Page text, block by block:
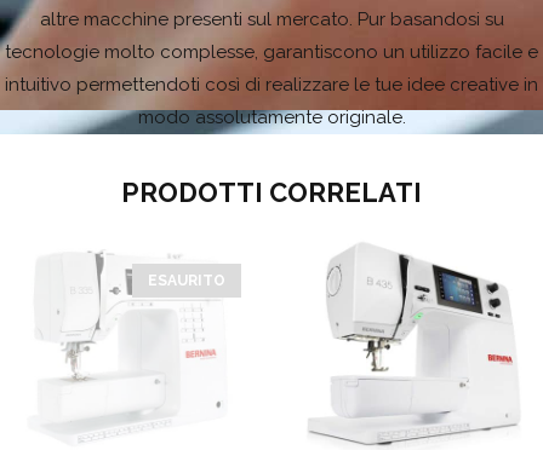
altre macchine presenti sul mercato. Pur basandosi su
tecnologie molto complesse, garantiscono un utilizzo facile e
intuitivo permettendoti così di realizzare le tue idee creative in
modo assolutamente originale.
PRODOTTI CORRELATI
ESAURITO